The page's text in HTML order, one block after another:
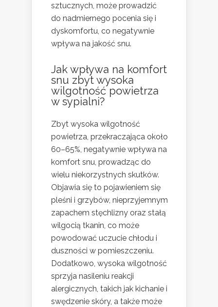
sztucznych, może prowadzić
do nadmiernego pocenia się i
dyskomfortu, co negatywnie
wpływa na jakość snu.
Jak wpływa na komfort
snu zbyt wysoka
wilgotność powietrza
w sypialni?
Zbyt wysoka wilgotność
powietrza, przekraczająca około
60–65%, negatywnie wpływa na
komfort snu, prowadząc do
wielu niekorzystnych skutków.
Objawia się to pojawieniem się
pleśni i grzybów, nieprzyjemnym
zapachem stęchlizny oraz stałą
wilgocią tkanin, co może
powodować uczucie chłodu i
duszności w pomieszczeniu.
Dodatkowo, wysoka wilgotność
sprzyja nasileniu reakcji
alergicznych, takich jak kichanie i
swędzenie skóry, a także może